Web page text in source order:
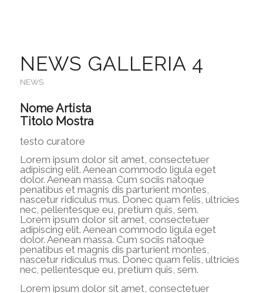
NEWS GALLERIA 4
NEWS
Nome Artista
Titolo Mostra
testo curatore
Lorem ipsum dolor sit amet, consectetuer
adipiscing elit. Aenean commodo ligula eget
dolor. Aenean massa. Cum sociis natoque
penatibus et magnis dis parturient montes,
nascetur ridiculus mus. Donec quam felis, ultricies
nec, pellentesque eu, pretium quis, sem.
Lorem ipsum dolor sit amet, consectetuer
adipiscing elit. Aenean commodo ligula eget
dolor. Aenean massa. Cum sociis natoque
penatibus et magnis dis parturient montes,
nascetur ridiculus mus. Donec quam felis, ultricies
nec, pellentesque eu, pretium quis, sem.
Lorem ipsum dolor sit amet, consectetuer